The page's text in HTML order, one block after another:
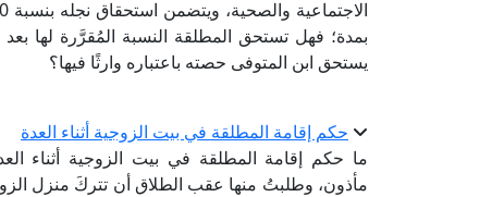
بمدة؛ فهل تستحق المطلقة النسبة المُقرَّرة لها
يستحق ابن المتوفى حصته باعتباره وارثًا فيها؟
حكم إقامة المطلقة في بيت الزوجية أثناء العدة
ما حكم إقامة المطلقة في بيت الزوجية أثناء
مأذون، وطلبتُ منها عقب الطلاق أن تتركَ منزل